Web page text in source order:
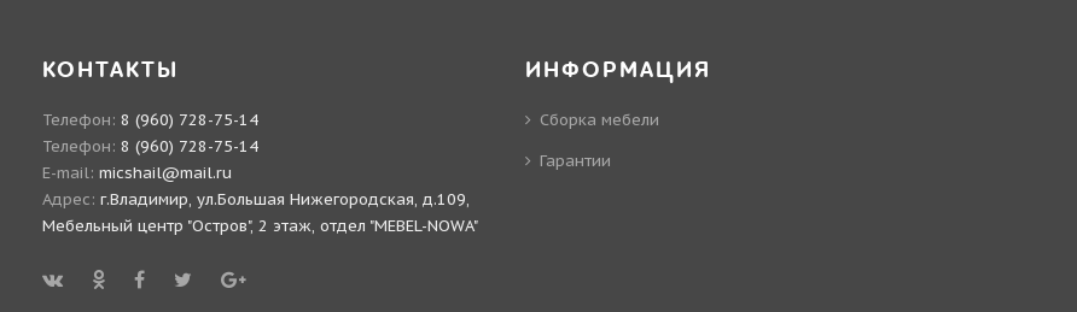
КОНТАКТЫ
Телефон: 8 (960) 728-75-14
Телефон: 8 (960) 728-75-14
E-mail: micshail@mail.ru
Адрес: г.Владимир, ул.Большая Нижегородская, д.109,
Мебельный центр "Остров", 2 этаж, отдел "MEBEL-NOWA"
ИНФОРМАЦИЯ
Сборка мебели
Гарантии